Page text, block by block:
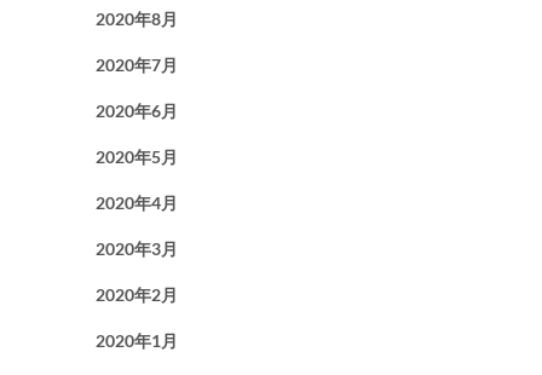
2020年8月
2020年7月
2020年6月
2020年5月
2020年4月
2020年3月
2020年2月
2020年1月